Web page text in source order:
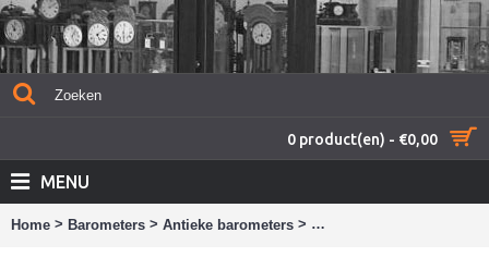
0 product(en) - €0,00
MENU
Home > Barometers > Antieke barometers > XC noten barometer met